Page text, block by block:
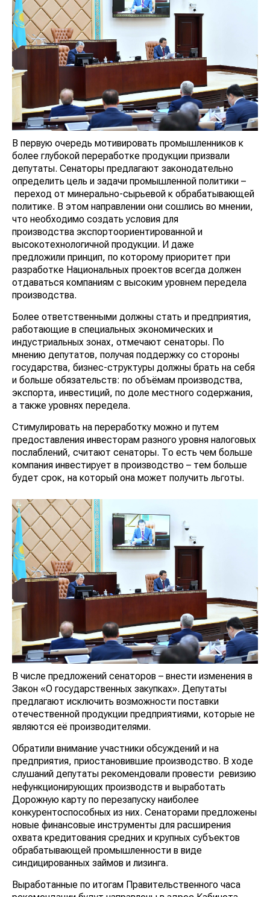
В первую очередь мотивировать промышленников к
более глубокой переработке продукции призвали
депутаты. Сенаторы предлагают законодательно
определить цель и задачи промышленной политики –
переход от минерально-сырьевой к обрабатывающей
политике. В этом направлении они сошлись во мнении,
что необходимо создать условия для
производства экспортоориентированной и
высокотехнологичной продукции. И даже
предложили принцип, по которому приоритет при
разработке Национальных проектов всегда должен
отдаваться компаниям с высоким уровнем передела
производства.
Более ответственными должны стать и предприятия,
работающие в специальных экономических и
индустриальных зонах, отмечают сенаторы. По
мнению депутатов, получая поддержку со стороны
государства, бизнес-структуры должны брать на себя
и больше обязательств: по объёмам производства,
экспорта, инвестиций, по доле местного содержания,
а также уровнях передела.
Стимулировать на переработку можно и путем
предоставления инвесторам разного уровня налоговых
послаблений, считают сенаторы. То есть чем больше
компания инвестирует в производство – тем больше
будет срок, на который она может получить льготы.
В числе предложений сенаторов – внести изменения в
Закон «О государственных закупках». Депутаты
предлагают исключить возможности поставки
отечественной продукции предприятиями, которые не
являются её производителями.
Обратили внимание участники обсуждений и на
предприятия, приостановившие производство. В ходе
слушаний депутаты рекомендовали провести ревизию
нефункционирующих производств и выработать
Дорожную карту по перезапуску наиболее
конкурентоспособных из них. Сенаторами предложены
новые финансовые инструменты для расширения
охвата кредитования средних и крупных субъектов
обрабатывающей промышленности в виде
синдицированных займов и лизинга.
Выработанные по итогам Правительственного часа